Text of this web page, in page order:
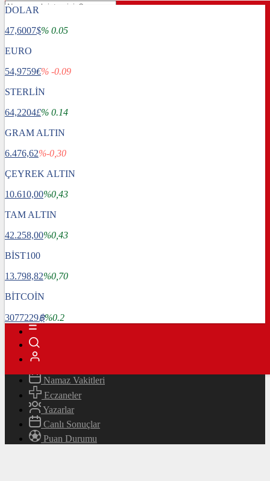
DOLAR
47,6007$% 0.05
EURO
54,9759€% -0.09
STERLİN
64,2204£% 0.14
GRAM ALTIN
6.476,62%-0,30
ÇEYREK ALTIN
10.610,00%0,43
TAM ALTIN
42.258,00%0,43
BİST100
13.798,82%0,70
BİTCOİN
3077229฿%0.2
Dünya
Spor
Magazin
Teknoloji
Bafra Rehberi
Namaz Vakitleri
Eczaneler
Yazarlar
Canlı Sonuçlar
Puan Durumu